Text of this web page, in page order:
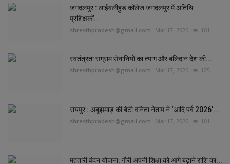
जगदलपुर : लाईवलीहुड कॉलेज जगदलपुर में अतिथि
प्रशिक्षकों...
shresthpradesh@gmail.com Mar 17, 2026 101
स्वतंत्रता संग्राम सेनानियों का त्याग और बलिदान देश की...
shresthpradesh@gmail.com Mar 17, 2026 125
रायपुर : अबूझमाड़ की बेटी वनिता नेताम ने ‘आदि पर्व 2026’...
shresthpradesh@gmail.com Mar 17, 2026 101
महतारी वंदन योजना: गौरी अपनी शिक्षा को आगे बढ़ाने राशि का...